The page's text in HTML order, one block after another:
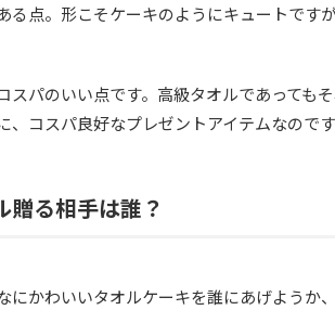
る点。形こそケーキのようにキュートです
スパのいい点です。高級タオルであっても
、コスパ良好なプレゼントアイテムなのです
贈る相手は誰？
にかわいいタオルケーキを誰にあげようか